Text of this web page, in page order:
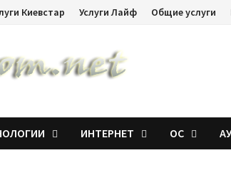
Киевстар Услуги Лайф Общие услуги
ИНТЕРНЕТ ОС